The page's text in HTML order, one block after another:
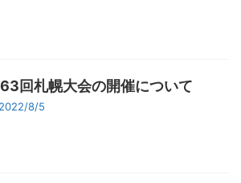
回札幌大会の開催について
2022/8/5